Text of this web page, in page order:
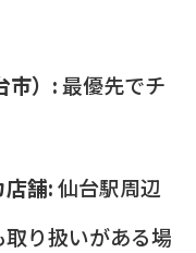
市）: 最優先でチ
舗:仙台駅周辺
り扱いがある場